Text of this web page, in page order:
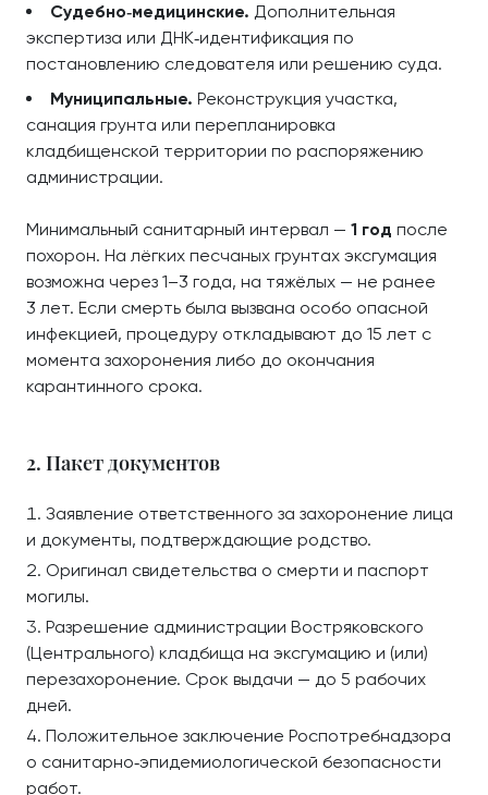
Судебно‑медицинские. Дополнительная
экспертиза или ДНК‑идентификация по
постановлению следователя или решению суда.
Муниципальные. Реконструкция участка,
санация грунта или перепланировка
кладбищенской территории по распоряжению
администрации.
Минимальный санитарный интервал — 1 год после
похорон. На лёгких песчаных грунтах эксгумация
возможна через 1–3 года, на тяжёлых — не ранее
3 лет. Если смерть была вызвана особо опасной
инфекцией, процедуру откладывают до 15 лет с
момента захоронения либо до окончания
карантинного срока.
2. Пакет документов
Заявление ответственного за захоронение лица
и документы, подтверждающие родство.
Оригинал свидетельства о смерти и паспорт
могилы.
Разрешение администрации Востряковского
(Центрального) кладбища на эксгумацию и (или)
перезахоронение. Срок выдачи — до 5 рабочих
дней.
Положительное заключение Роспотребнадзора
о санитарно‑эпидемиологической безопасности
работ.